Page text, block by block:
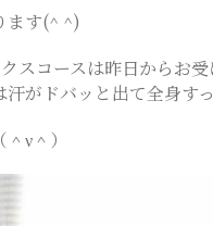
ます(^ ^)
スコースは昨日からお受
ν＾）